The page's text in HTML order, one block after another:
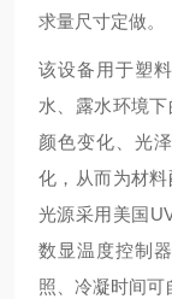
求量尺寸定做。
该设备用于塑
水、露水环境下
颜色变化、光
化，从而为材料
光源采用美国
数显温度控制
照、冷凝时间可